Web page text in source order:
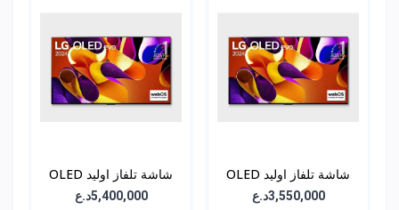
شاشة تلفاز اوليد OLED
G4 - حجم 65 انش -3,550,000د.ع
شاشة تلفاز اوليد OLED
G4 - حجم 77 انش -5,400,000د.ع